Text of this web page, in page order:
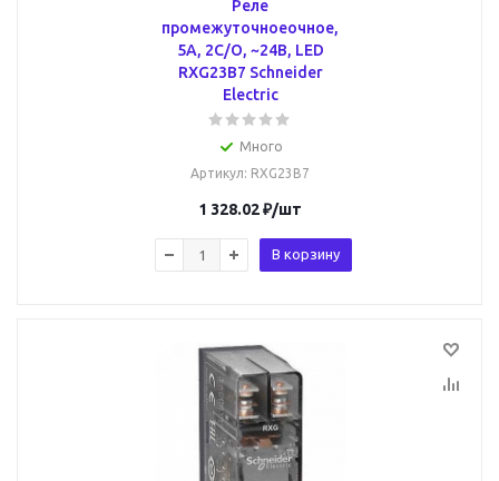
Реле
промежуточноеочное,
5А, 2С/О, ~24В, LED
RXG23B7 Schneider
Electric
Много
Артикул: RXG23B7
1 328.02₽/шт
В корзину